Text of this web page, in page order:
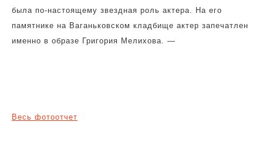
была по-настоящему звездная роль актера. На его
памятнике на Ваганьковском кладбище актер запечатлен
именно в образе Григория Мелихова. —
Весь фотоотчет